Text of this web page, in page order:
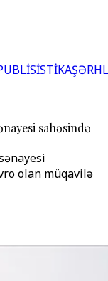
sahəsində
olan müqavilə